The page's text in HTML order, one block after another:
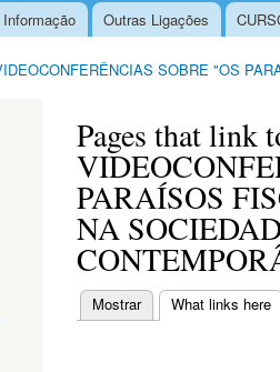
Outras Ligações
SOBRE "OS
Pages that link
PARAÍSOS
NA
Separadores
Mostrar What links here